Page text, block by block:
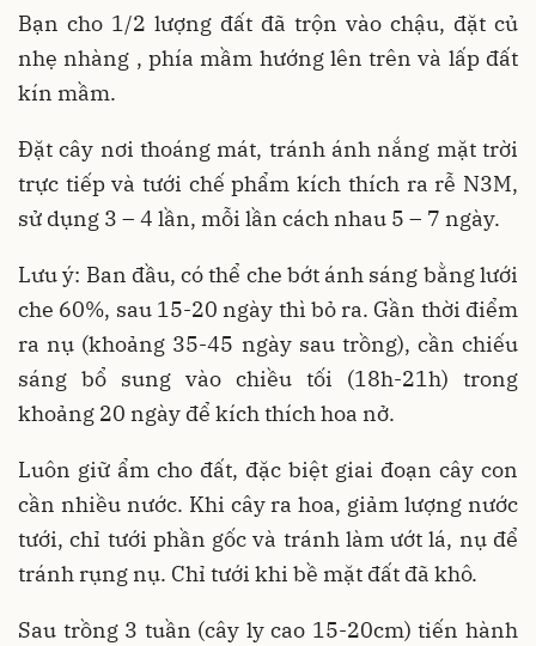
Bạn cho 1/2 lượng đất đã trộn vào chậu, đặt củ
nhẹ nhàng , phía mầm hướng lên trên và lấp đất
kín mầm.
Đặt cây nơi thoáng mát, tránh ánh nắng mặt trời
trực tiếp và tưới chế phẩm kích thích ra rễ N3M,
sử dụng 3 – 4 lần, mỗi lần cách nhau 5 – 7 ngày.
Lưu ý: Ban đầu, có thể che bớt ánh sáng bằng lưới
che 60%, sau 15-20 ngày thì bỏ ra. Gần thời điểm
ra nụ (khoảng 35-45 ngày sau trồng), cần chiếu
sáng bổ sung vào chiều tối (18h-21h) trong
khoảng 20 ngày để kích thích hoa nở.
Luôn giữ ẩm cho đất, đặc biệt giai đoạn cây con
cần nhiều nước. Khi cây ra hoa, giảm lượng nước
tưới, chỉ tưới phần gốc và tránh làm ướt lá, nụ để
tránh rụng nụ. Chỉ tưới khi bề mặt đất đã khô.
Sau trồng 3 tuần (cây ly cao 15-20cm) tiến hành